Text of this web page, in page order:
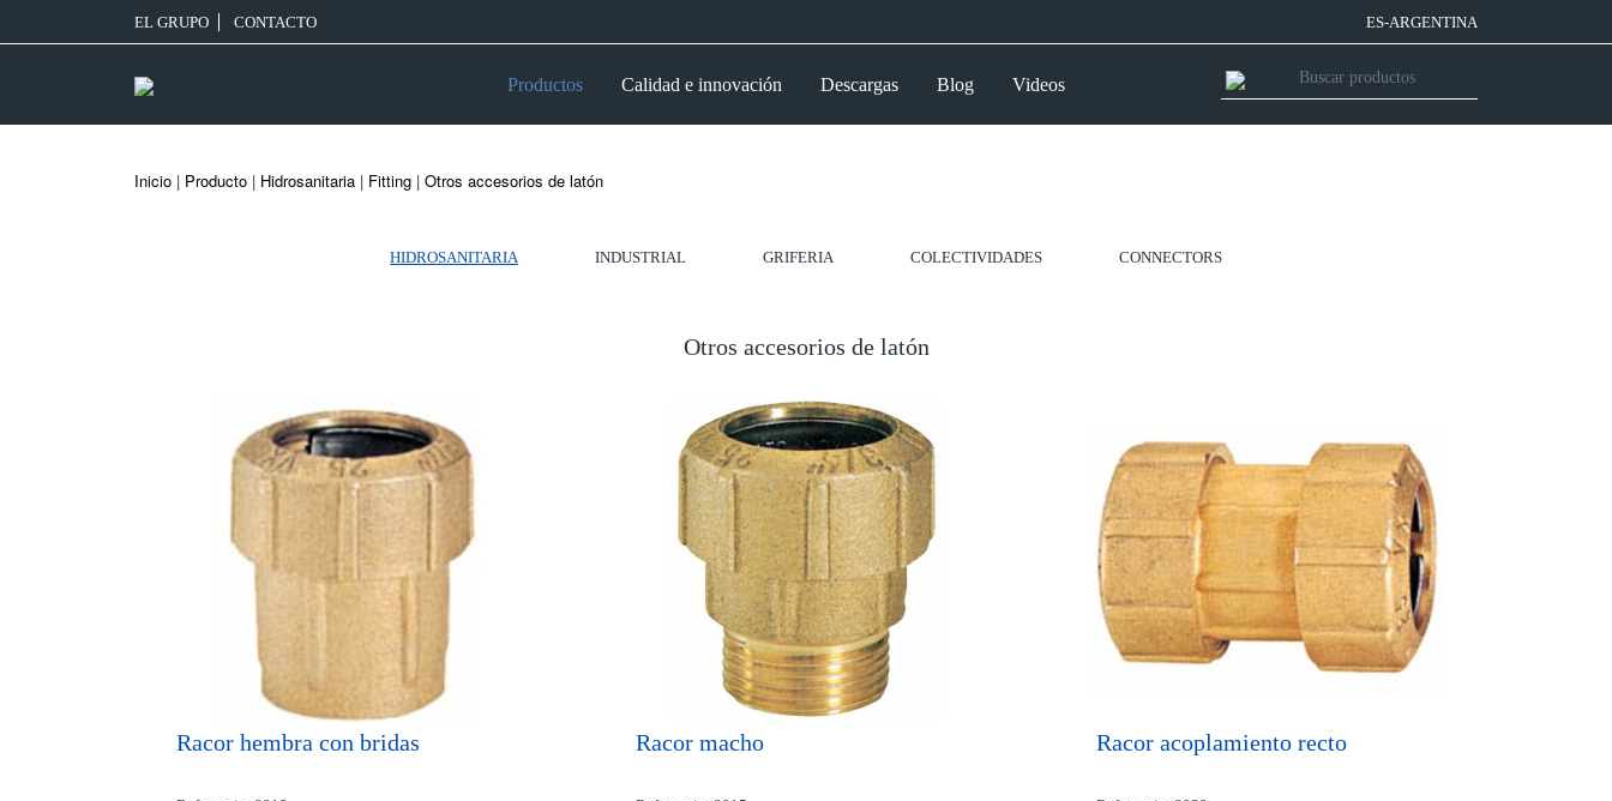
EL GRUPO CONTACTO ES-ARGENTINA
Productos Calidad e innovación Descargas Blog Videos
Inicio | Producto | Hidrosanitaria | Fitting | Otros accesorios de latón
HIDROSANITARIA INDUSTRIAL GRIFERIA COLECTIVIDADES CONNECTORS
Otros accesorios de latón
Racor hembra con bridas Racor macho Racor acoplamiento recto